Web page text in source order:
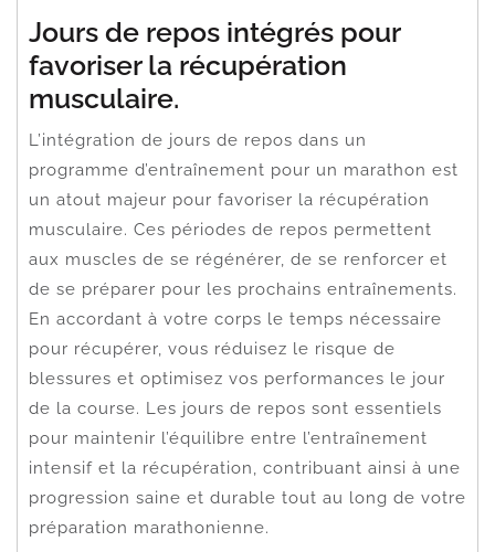
Jours de repos intégrés pour
favoriser la récupération
musculaire.
L’intégration de jours de repos dans un
programme d’entraînement pour un marathon est
un atout majeur pour favoriser la récupération
musculaire. Ces périodes de repos permettent
aux muscles de se régénérer, de se renforcer et
de se préparer pour les prochains entraînements.
En accordant à votre corps le temps nécessaire
pour récupérer, vous réduisez le risque de
blessures et optimisez vos performances le jour
de la course. Les jours de repos sont essentiels
pour maintenir l’équilibre entre l’entraînement
intensif et la récupération, contribuant ainsi à une
progression saine et durable tout au long de votre
préparation marathonienne.